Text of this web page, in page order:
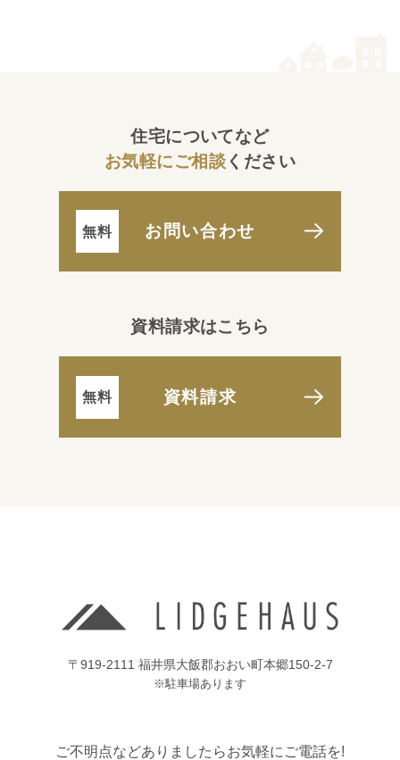
住宅についてなど
お気軽にご相談 ください
お問い合わせ
資料請求はこちら
資料請求
〒919-2111 福井県大飯郡おおい町本郷150-2-7
※駐車場あります
ご不明点などありましたらお気軽にご電話を!